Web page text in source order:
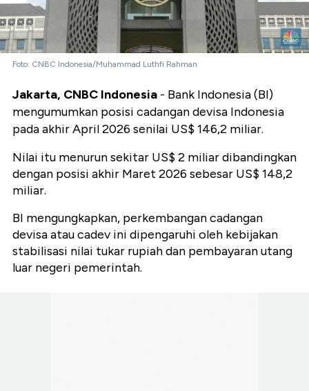
Foto: CNBC Indonesia/Muhammad Luthfi Rahman
Jakarta, CNBC Indonesia - Bank Indonesia (BI)
mengumumkan posisi cadangan devisa Indonesia
pada akhir April 2026 senilai US$ 146,2 miliar.
Nilai itu menurun sekitar US$ 2 miliar dibandingkan
dengan posisi akhir Maret 2026 sebesar US$ 148,2
miliar.
BI mengungkapkan, perkembangan cadangan
devisa atau cadev ini dipengaruhi oleh kebijakan
stabilisasi nilai tukar rupiah dan pembayaran utang
luar negeri pemerintah.